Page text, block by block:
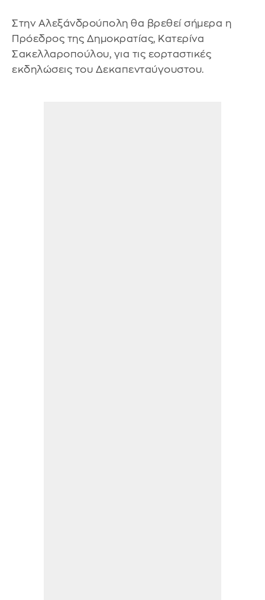
Στην Αλεξάνδρούπολη θα βρεθεί σήμερα η
Πρόεδρος της Δημοκρατίας, Κατερίνα
Σακελλαροπούλου, για τις εορταστικές
εκδηλώσεις του Δεκαπενταύγουστου.